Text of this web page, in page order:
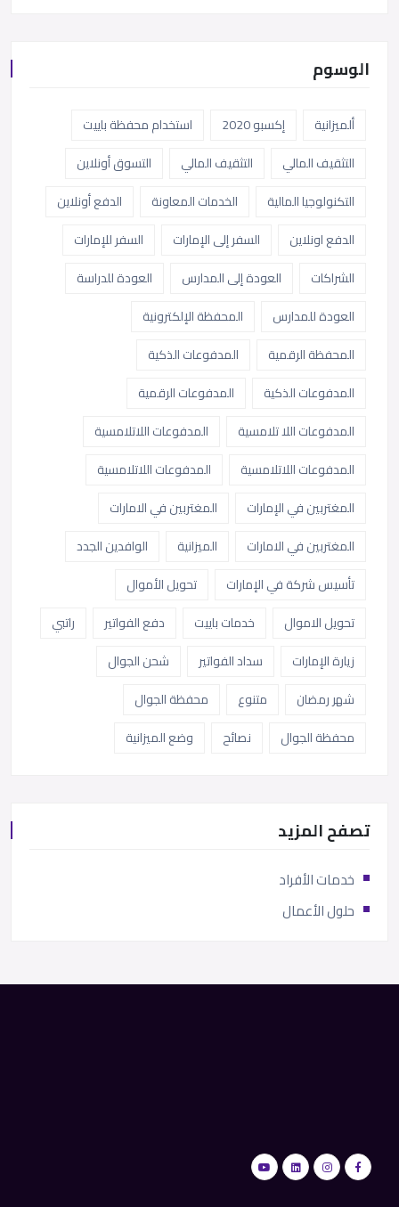
الوسوم
ألميزانية إكسبو 2020
استخدام محفظة باييت
التثقيف المالي
التثقيف المالي
التسوق أونلاين
التكنولوجيا المالية
الخدمات المعاونة
الدفع أونلاين
الدفع اونلاين
السفر إلى الإمارات
السفر للإمارات
الشراكات
العودة إلى المدارس
العودة للدراسة
العودة للمدارس
المحفظة الإلكترونية
المحفظة الرقمية
المدفوعات الذكية
المدفوعات الذكية
المدفوعات الرقمية
المدفوعات اللا تلامسية
المدفوعات اللاتلامسية
المدفوعات اللاتلامسية
المدفوعات اللاتلامسية
المغتربين في الإمارات
المغتربين في الامارات
المغتربين في الامارات
الميزانية
الوافدين الجدد
تأسيس شركة في الإمارات
تحويل الأموال
تحويل الاموال
خدمات باييت دفع الفواتير
راتبي
زيارة الإمارات
سداد الفواتير
شحن الجوال
شهر رمضان
متنوع
محفظة الجوال
محفظة الجوال
نصائح وضع الميزانية
تصفح المزيد
خدمات الأفراد
حلول الأعمال